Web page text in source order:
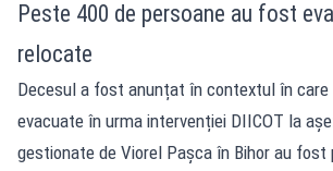
Peste 400 de persoane au fost
relocate
Decesul a fost anunțat în contextul în care
evacuate în urma intervenției DIICOT la
gestionate de Viorel Pașca în Bihor au fost